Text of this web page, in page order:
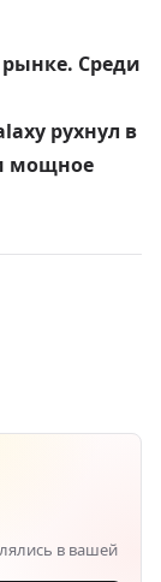
Среди
рухнул в
мощное
в вашей